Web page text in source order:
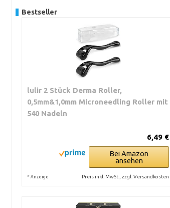
Bestseller
lulir 2 Stück Derma Roller,
0,5mm&1,0mm Microneedling Roller mit
540 Nadeln
6,49 €
Bei Amazon
ansehen
* Anzeige Preis inkl. MwSt., zzgl. Versandkosten